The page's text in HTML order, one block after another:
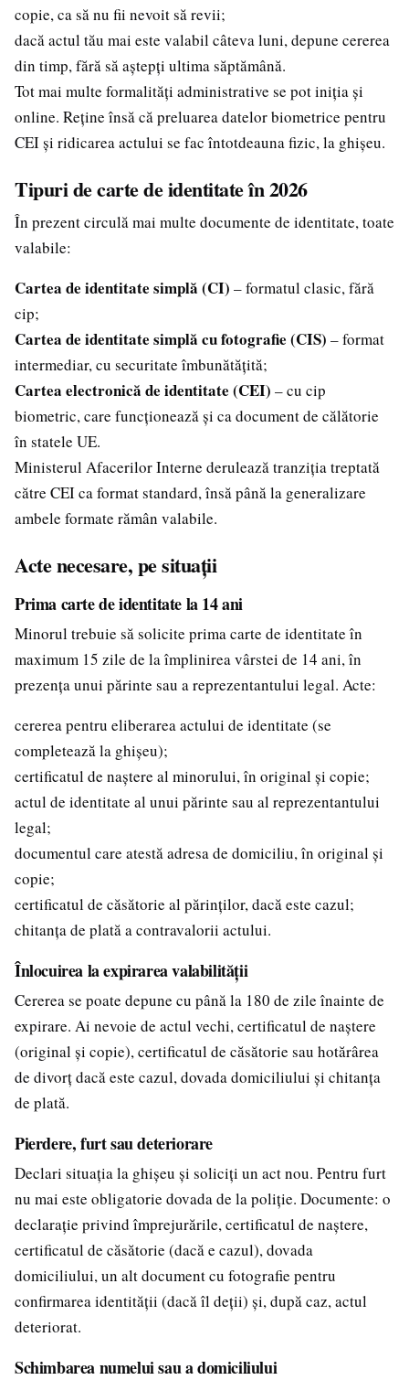
copie, ca să nu fii nevoit să revii;
dacă actul tău mai este valabil câteva luni, depune cererea
din timp, fără să aștepți ultima săptămână.
Tot mai multe formalități administrative se pot iniția și
online. Reține însă că preluarea datelor biometrice pentru
CEI și ridicarea actului se fac întotdeauna fizic, la ghișeu.
Tipuri de carte de identitate în 2026
În prezent circulă mai multe documente de identitate, toate
valabile:
Cartea de identitate simplă (CI) – formatul clasic, fără
cip;
Cartea de identitate simplă cu fotografie (CIS) – format
intermediar, cu securitate îmbunătățită;
Cartea electronică de identitate (CEI) – cu cip
biometric, care funcționează și ca document de călătorie
în statele UE.
Ministerul Afacerilor Interne derulează tranziția treptată
către CEI ca format standard, însă până la generalizare
ambele formate rămân valabile.
Acte necesare, pe situații
Prima carte de identitate la 14 ani
Minorul trebuie să solicite prima carte de identitate în
maximum 15 zile de la împlinirea vârstei de 14 ani, în
prezența unui părinte sau a reprezentantului legal. Acte:
cererea pentru eliberarea actului de identitate (se
completează la ghișeu);
certificatul de naștere al minorului, în original și copie;
actul de identitate al unui părinte sau al reprezentantului
legal;
documentul care atestă adresa de domiciliu, în original și
copie;
certificatul de căsătorie al părinților, dacă este cazul;
chitanța de plată a contravalorii actului.
Înlocuirea la expirarea valabilității
Cererea se poate depune cu până la 180 de zile înainte de
expirare. Ai nevoie de actul vechi, certificatul de naștere
(original și copie), certificatul de căsătorie sau hotărârea
de divorț dacă este cazul, dovada domiciliului și chitanța
de plată.
Pierdere, furt sau deteriorare
Declari situația la ghișeu și soliciți un act nou. Pentru furt
nu mai este obligatorie dovada de la poliție. Documente: o
declarație privind împrejurările, certificatul de naștere,
certificatul de căsătorie (dacă e cazul), dovada
domiciliului, un alt document cu fotografie pentru
confirmarea identității (dacă îl deții) și, după caz, actul
deteriorat.
Schimbarea numelui sau a domiciliului